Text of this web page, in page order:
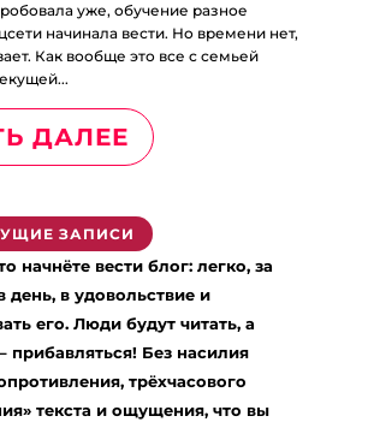
уже, обучение разное
начинала вести. Но времени нет,
Как вообще это все с семьей
ДАЛЕЕ
ЗАПИСИ
начнёте вести блог: легко, за
день, в удовольствие и
его. Люди будут читать, а
прибавляться! Без насилия
трёхчасового
текста и ощущения, что вы